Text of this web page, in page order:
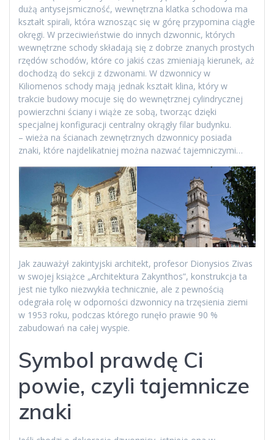
dużą antysejsmiczność, wewnętrzna klatka schodowa ma
kształt spirali, która wznosząc się w górę przypomina ciągłe
okręgi. W przeciwieństwie do innych dzwonnic, których
wewnętrzne schody składają się z dobrze znanych prostych
rzędów schodów, które co jakiś czas zmieniają kierunek, aż
dochodzą do sekcji z dzwonami. W dzwonnicy w
Kiliomenos schody mają jednak kształt klina, który w
trakcie budowy mocuje się do wewnętrznej cylindrycznej
powierzchni ściany i wiąże ze sobą, tworząc dzięki
specjalnej konfiguracji centralny okrągły filar budynku.
– wieża na ścianach zewnętrznych dzwonnicy posiada
znaki, które najdelikatniej można nazwać tajemniczymi…
Jak zauważył zakintyjski architekt, profesor Dionysios Zivas
w swojej książce „Architektura Zakynthos”, konstrukcja ta
jest nie tylko niezwykła technicznie, ale z pewnością
odegrała rolę w odporności dzwonnicy na trzęsienia ziemi
w 1953 roku, podczas którego runęło prawie 90 %
zabudowań na całej wyspie.
Symbol prawdę Ci
powie, czyli tajemnicze
znaki